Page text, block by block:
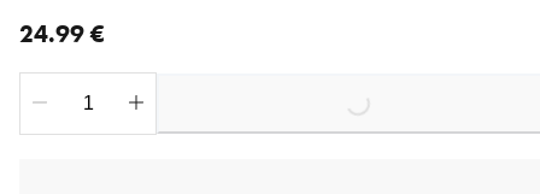
24.99 €